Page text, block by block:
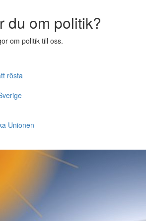
du om politik?
om politik till oss.
rösta
Unionen